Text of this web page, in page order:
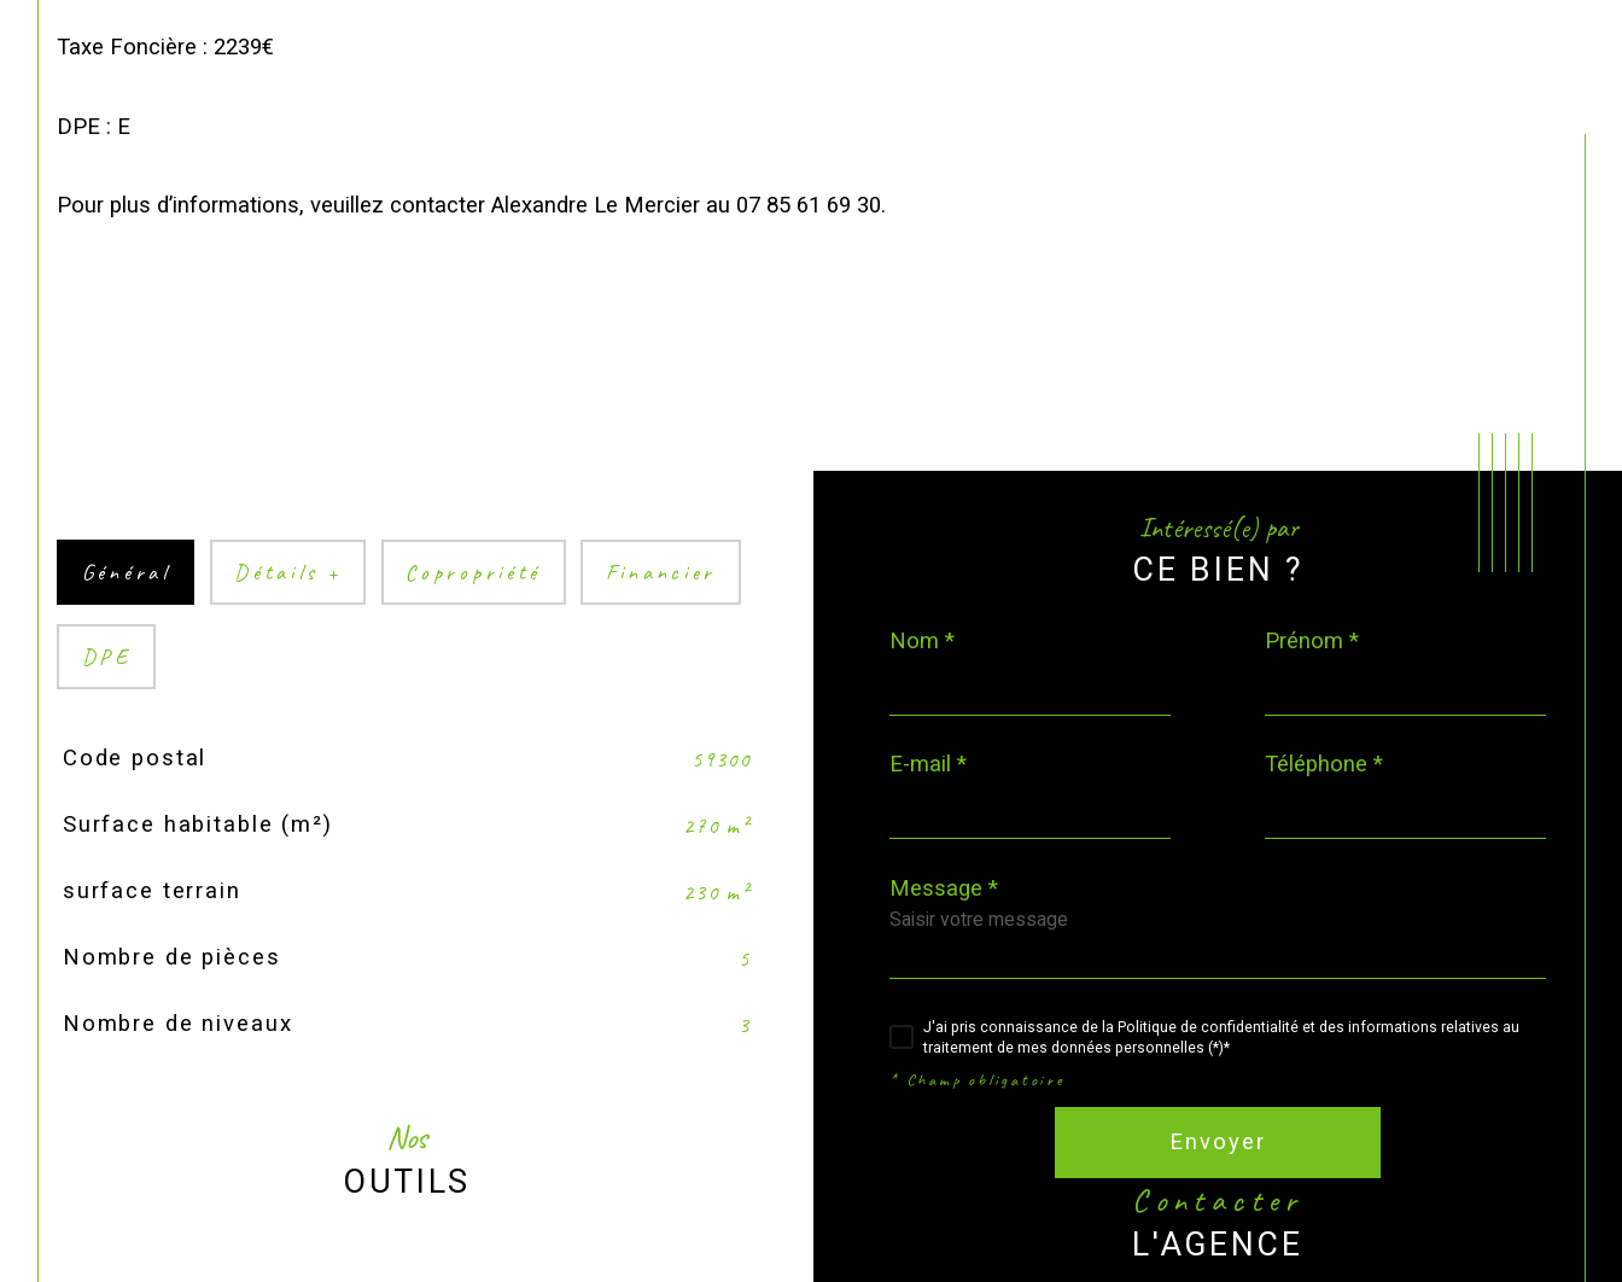
Taxe Foncière : 2239€
DPE : E
Pour plus d’informations, veuillez contacter Alexandre Le Mercier au 07 85 61 69 30.
Général Détails + Copropriété Financier
DPE
TRAD_SIROCCO_Caracteristique
Code postal 59300
Surface habitable (m²) 270 m²
surface terrain 230 m²
Nombre de pièces 5
Nombre de niveaux 3
Nos
OUTILS
Intéressé(e) par
CE BIEN ?
Nom * Prénom *
E-mail * Téléphone *
Message *
J'ai pris connaissance de la Politique de confidentialité et des informations relatives au
traitement de mes données personnelles (*)*
* Champ obligatoire
Envoyer
contacter
L'AGENCE